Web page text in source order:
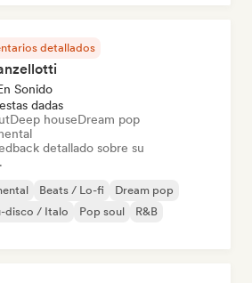
detallados
Sonido
dadas
Deep houseDream pop
detallado sobre su
Beats / Lo-fi
Dream pop
disco / Italo Pop soul
R&B